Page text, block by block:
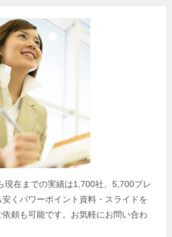
現在までの実績は1,700社、5,700プレ
くパワーポイント資料・スライドを
頼も可能です。お気軽にお問い合わ